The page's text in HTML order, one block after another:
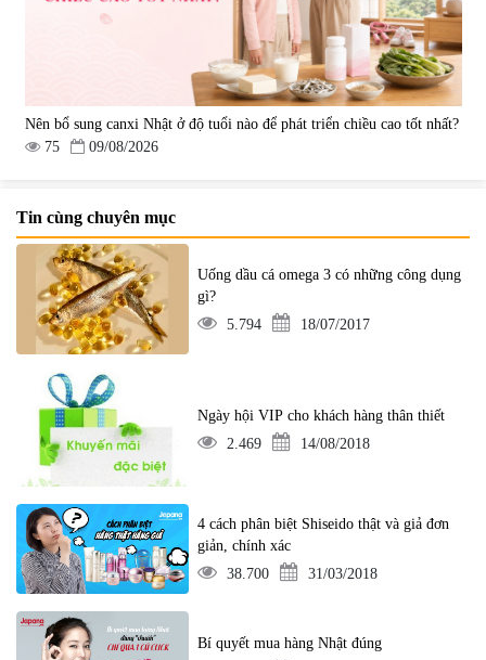
Nên bổ sung canxi Nhật ở độ tuổi nào để phát triển chiều cao tốt nhất?
75
09/08/2026
Tin cùng chuyên mục
Uống dầu cá omega 3 có những công dụng
gì?
5.794
18/07/2017
Ngày hội VIP cho khách hàng thân thiết
2.469
14/08/2018
4 cách phân biệt Shiseido thật và giả đơn
giản, chính xác
38.700
31/03/2018
Bí quyết mua hàng Nhật đúng